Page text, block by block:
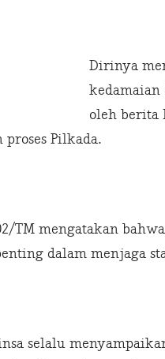
Dirinya
oleh berita
Pilkada.
TM mengatakan
dalam menjaga
selalu